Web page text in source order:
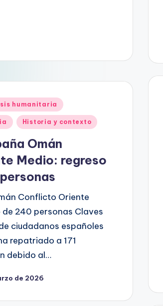
humanitaria
Historia y contexto
Omán
Medio: regreso
Conflicto Oriente
240 personas Claves
ciudadanos españoles
repatriado a 171
debido al…
de 2026